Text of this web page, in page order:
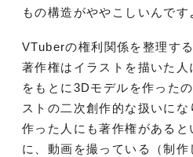
もの構造がややこしいんです
VTuberの権利関係を整理す
著作権はイラストを描いた
をもとに3Dモデルを作った
ストの二次創作的な扱いに
作った人にも著作権があると
に、動画を撮っている（制作